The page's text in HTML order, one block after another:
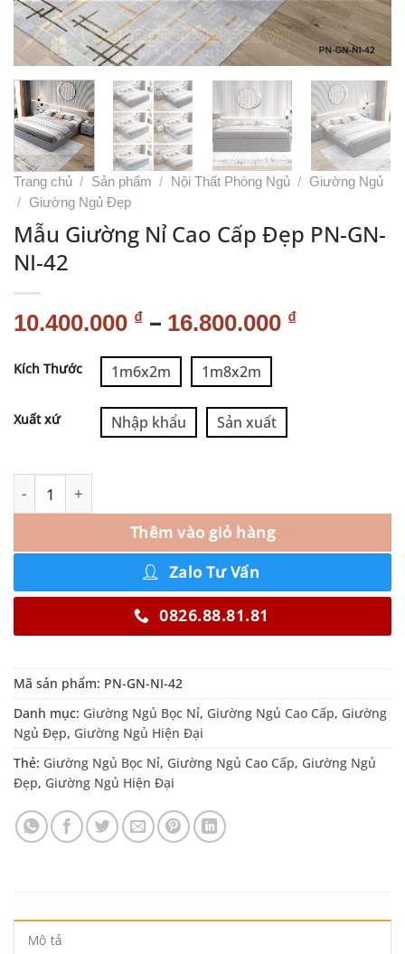
Trang chủ / Sản phẩm / Nội Thất Phòng Ngủ / Giường Ngủ
/ Giường Ngủ Đẹp
Mẫu Giường Nỉ Cao Cấp Đẹp PN-GN-
NI-42
10.400.000 ₫ – 16.800.000 ₫
Kích Thước 1m6x2m 1m8x2m
Xuất xứ Nhập khẩu Sản xuất
Thêm vào giỏ hàng
Alternative:
Zalo Tư Vấn
0826.88.81.81
Mã sản phẩm: PN-GN-NI-42
Danh mục: Giường Ngủ Bọc Nỉ, Giường Ngủ Cao Cấp, Giường
Ngủ Đẹp, Giường Ngủ Hiện Đại
Thẻ: Giường Ngủ Bọc Nỉ, Giường Ngủ Cao Cấp, Giường Ngủ
Đẹp, Giường Ngủ Hiện Đại
Mô tả